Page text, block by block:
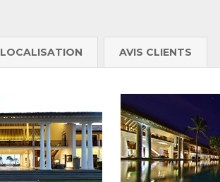
LOCALISATION AVIS CLIENTS